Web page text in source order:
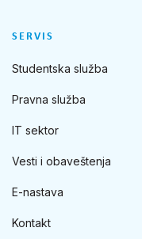
SERVIS
Studentska služba
Pravna služba
IT sektor
Vesti i obaveštenja
E-nastava
Kontakt